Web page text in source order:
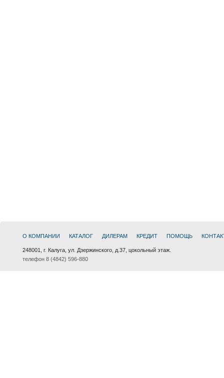
О КОМПАНИИ КАТАЛОГ ДИЛЕРАМ КРЕДИТ ПОМОЩЬ
248001, г. Калуга, ул. Дзержинского, д.37, цокольный этаж.
телефон 8 (4842) 596-880